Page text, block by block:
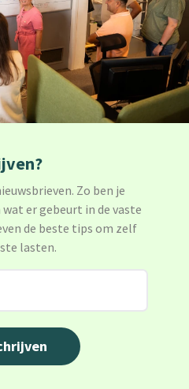
Zo ben je
er gebeurt in de vaste
de beste tips om zelf
lasten.